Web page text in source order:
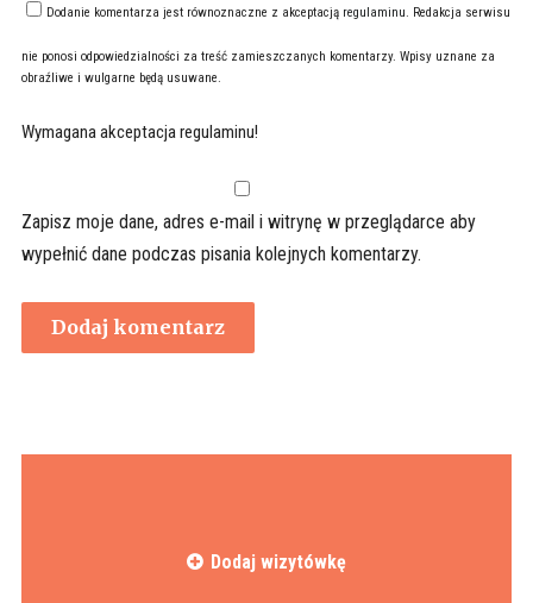
Dodanie komentarza jest równoznaczne z akceptacją regulaminu. Redakcja serwisu
nie ponosi odpowiedzialności za treść zamieszczanych komentarzy. Wpisy uznane za
obraźliwe i wulgarne będą usuwane.
Wymagana akceptacja regulaminu!
Zapisz moje dane, adres e-mail i witrynę w przeglądarce aby
wypełnić dane podczas pisania kolejnych komentarzy.
Dodaj wizytówkę